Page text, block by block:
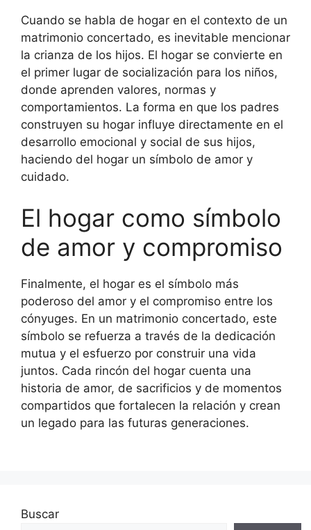
Cuando se habla de hogar en el contexto de un
matrimonio concertado, es inevitable mencionar
la crianza de los hijos. El hogar se convierte en
el primer lugar de socialización para los niños,
donde aprenden valores, normas y
comportamientos. La forma en que los padres
construyen su hogar influye directamente en el
desarrollo emocional y social de sus hijos,
haciendo del hogar un símbolo de amor y
cuidado.
El hogar como símbolo
de amor y compromiso
Finalmente, el hogar es el símbolo más
poderoso del amor y el compromiso entre los
cónyuges. En un matrimonio concertado, este
símbolo se refuerza a través de la dedicación
mutua y el esfuerzo por construir una vida
juntos. Cada rincón del hogar cuenta una
historia de amor, de sacrificios y de momentos
compartidos que fortalecen la relación y crean
un legado para las futuras generaciones.
Buscar